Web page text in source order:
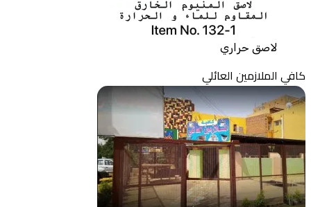
لاصق حراري
كافي الملازمين العائلي